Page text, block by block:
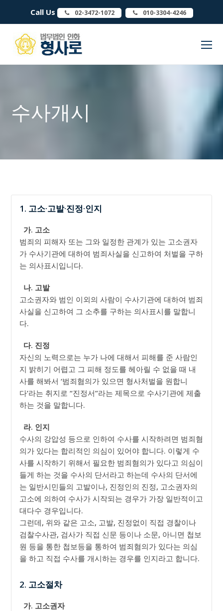
Call Us 02-3472-1072 010-3304-4246
수사개시
1. 고소·고발·진정·인지
가. 고소
범죄의 피해자 또는 그와 일정한 관계가 있는 고소권자
가 수사기관에 대하여 범죄사실을 신고하여 처벌을 구하
는 의사표시입니다.
나. 고발
고소권자와 범인 이외의 사람이 수사기관에 대하여 범죄
사실을 신고하여 그 소추를 구하는 의사표시를 말합니
다.
다. 진정
자신의 노력으로는 누가 나에 대해서 피해를 준 사람인
지 밝히기 어렵고 그 피해 정도를 헤아릴 수 없을 때 내
사를 해봐서 ‘범죄혐의가 있으면 형사처벌을 원합니
다’라는 취지로 “진정서”라는 제목으로 수사기관에 제출
하는 것을 말합니다.
라. 인지
수사의 강압성 등으로 인하여 수사를 시작하려면 범죄혐
의가 있다는 합리적인 의심이 있어야 합니다. 이렇게 수
사를 시작하기 위해서 필요한 범죄혐의가 있다고 의심이
들게 하는 것을 수사의 단서라고 하는데 수사의 단서에
는 일반시민들의 고발이나, 진정인의 진정, 고소권자의
고소에 의하여 수사가 시작되는 경우가 가장 일반적이고
대다수 경우입니다.
그런데, 위와 같은 고소, 고발, 진정없이 직접 경찰이나
검찰수사관, 검사가 직접 신문 등이나 소문, 아니면 첩보
원 등을 통한 첩보등을 통하여 범죄혐의가 있다는 의심
을 하고 직접 수사를 개시하는 경우를 인지라고 합니다.
2. 고소절차
가. 고소권자